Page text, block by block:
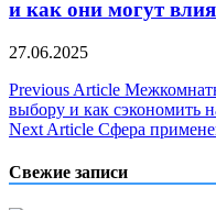
и как они могут
27.06.2025
Навигация
по
Previous Article
выбору и как сэкономить
Next Article Сфера
Свежие записи